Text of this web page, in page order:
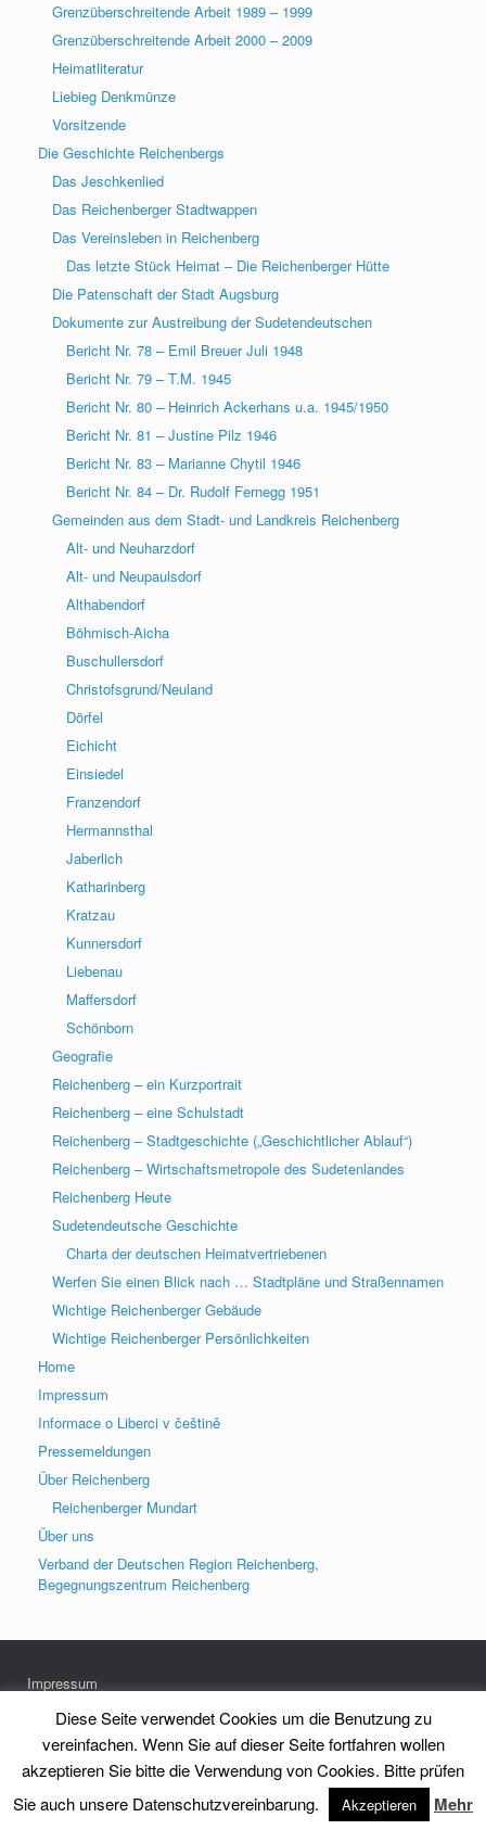
Grenzüberschreitende Arbeit 1989 – 1999
Grenzüberschreitende Arbeit 2000 – 2009
Heimatliteratur
Liebieg Denkmünze
Vorsitzende
Die Geschichte Reichenbergs
Das Jeschkenlied
Das Reichenberger Stadtwappen
Das Vereinsleben in Reichenberg
Das letzte Stück Heimat – Die Reichenberger Hütte
Die Patenschaft der Stadt Augsburg
Dokumente zur Austreibung der Sudetendeutschen
Bericht Nr. 78 – Emil Breuer Juli 1948
Bericht Nr. 79 – T.M. 1945
Bericht Nr. 80 – Heinrich Ackerhans u.a. 1945/1950
Bericht Nr. 81 – Justine Pilz 1946
Bericht Nr. 83 – Marianne Chytil 1946
Bericht Nr. 84 – Dr. Rudolf Fernegg 1951
Gemeinden aus dem Stadt- und Landkreis Reichenberg
Alt- und Neuharzdorf
Alt- und Neupaulsdorf
Althabendorf
Böhmisch-Aicha
Buschullersdorf
Christofsgrund/Neuland
Dörfel
Eichicht
Einsiedel
Franzendorf
Hermannsthal
Jaberlich
Katharinberg
Kratzau
Kunnersdorf
Liebenau
Maffersdorf
Schönborn
Geografie
Reichenberg – ein Kurzportrait
Reichenberg – eine Schulstadt
Reichenberg – Stadtgeschichte („Geschichtlicher Ablauf“)
Reichenberg – Wirtschaftsmetropole des Sudetenlandes
Reichenberg Heute
Sudetendeutsche Geschichte
Charta der deutschen Heimatvertriebenen
Werfen Sie einen Blick nach … Stadtpläne und Straßennamen
Wichtige Reichenberger Gebäude
Wichtige Reichenberger Persönlichkeiten
Home
Impressum
Informace o Liberci v češtině
Pressemeldungen
Über Reichenberg
Reichenberger Mundart
Über uns
Verband der Deutschen Region Reichenberg,
Begegnungszentrum Reichenberg
Impressum
Datenschutz
Theme bySiteOrigin
Diese Seite verwendet Cookies um die Benutzung zu
vereinfachen. Wenn Sie auf dieser Seite fortfahren wollen
akzeptieren Sie bitte die Verwendung von Cookies. Bitte prüfen
Sie auch unsere Datenschutzvereinbarung.
Akzeptieren Mehr